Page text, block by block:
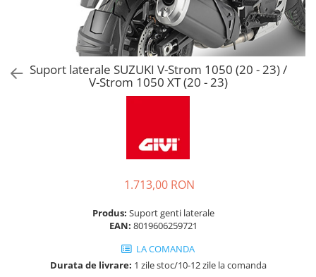
Suport laterale SUZUKI V-Strom 1050 (20 - 23) /
V-Strom 1050 XT (20 - 23)
1.713,00 RON
Produs: Suport genti laterale
EAN: 8019606259721
LA COMANDA
Durata de livrare: 1 zile stoc/10-12 zile la comanda